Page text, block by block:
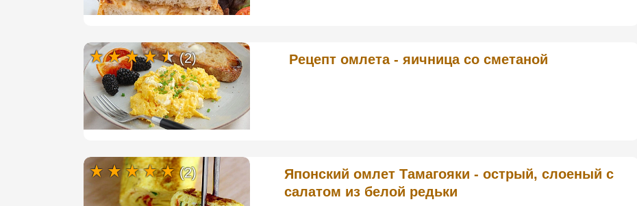
Рецепт омлета - яичница со сметаной
(2)
Японский омлет Тамагояки - острый, слоеный с
салатом из белой редьки
(2)